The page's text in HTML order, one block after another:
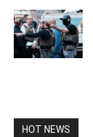
HOT NEWS